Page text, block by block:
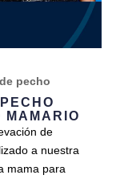
MAMARIO
pecho
de
a nuestra
mama para